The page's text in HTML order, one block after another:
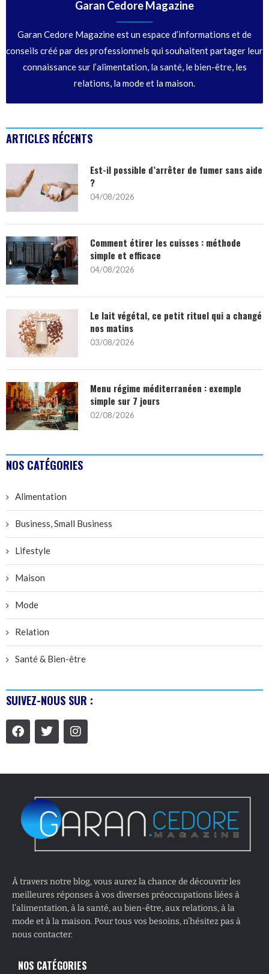
Garan Cedore Magazine
Garan Cedore Magazine est un espace d’informations et de
conseils créé par des professionnels qui souhaitent partager leur
connaissance sur l’alimentation, la santé, le bien-être, les
relations, la mode et la maison.
ARTICLES RÉCENTS
Est-il possible d’arrêter de fumer sans aide
?
04/08/2026
Comment étirer les cuisses : méthode
simple et efficace
04/08/2026
Le lait végétal, ce petit rituel qui a changé
nos matins
03/08/2026
Menu régime méditerranéen : exemple
simple sur 7 jours
02/08/2026
NOS CATÉGORIES
Alimentation
Business, Small Business
Lifestyle
Maison
Mode
Relation
Santé & Bien-être
SUIVEZ-NOUS SUR :
À travers notre blog, vous aurez la chance de découvrir les
meilleures réponses à vos diverses préoccupations liées à
l’alimentation, à la santé, au bien-être, aux relations, à la
mode et à la maison. Pour tous vos besoins, n’hésitez pas à
nous contacter.
NOS CATÉGORIES